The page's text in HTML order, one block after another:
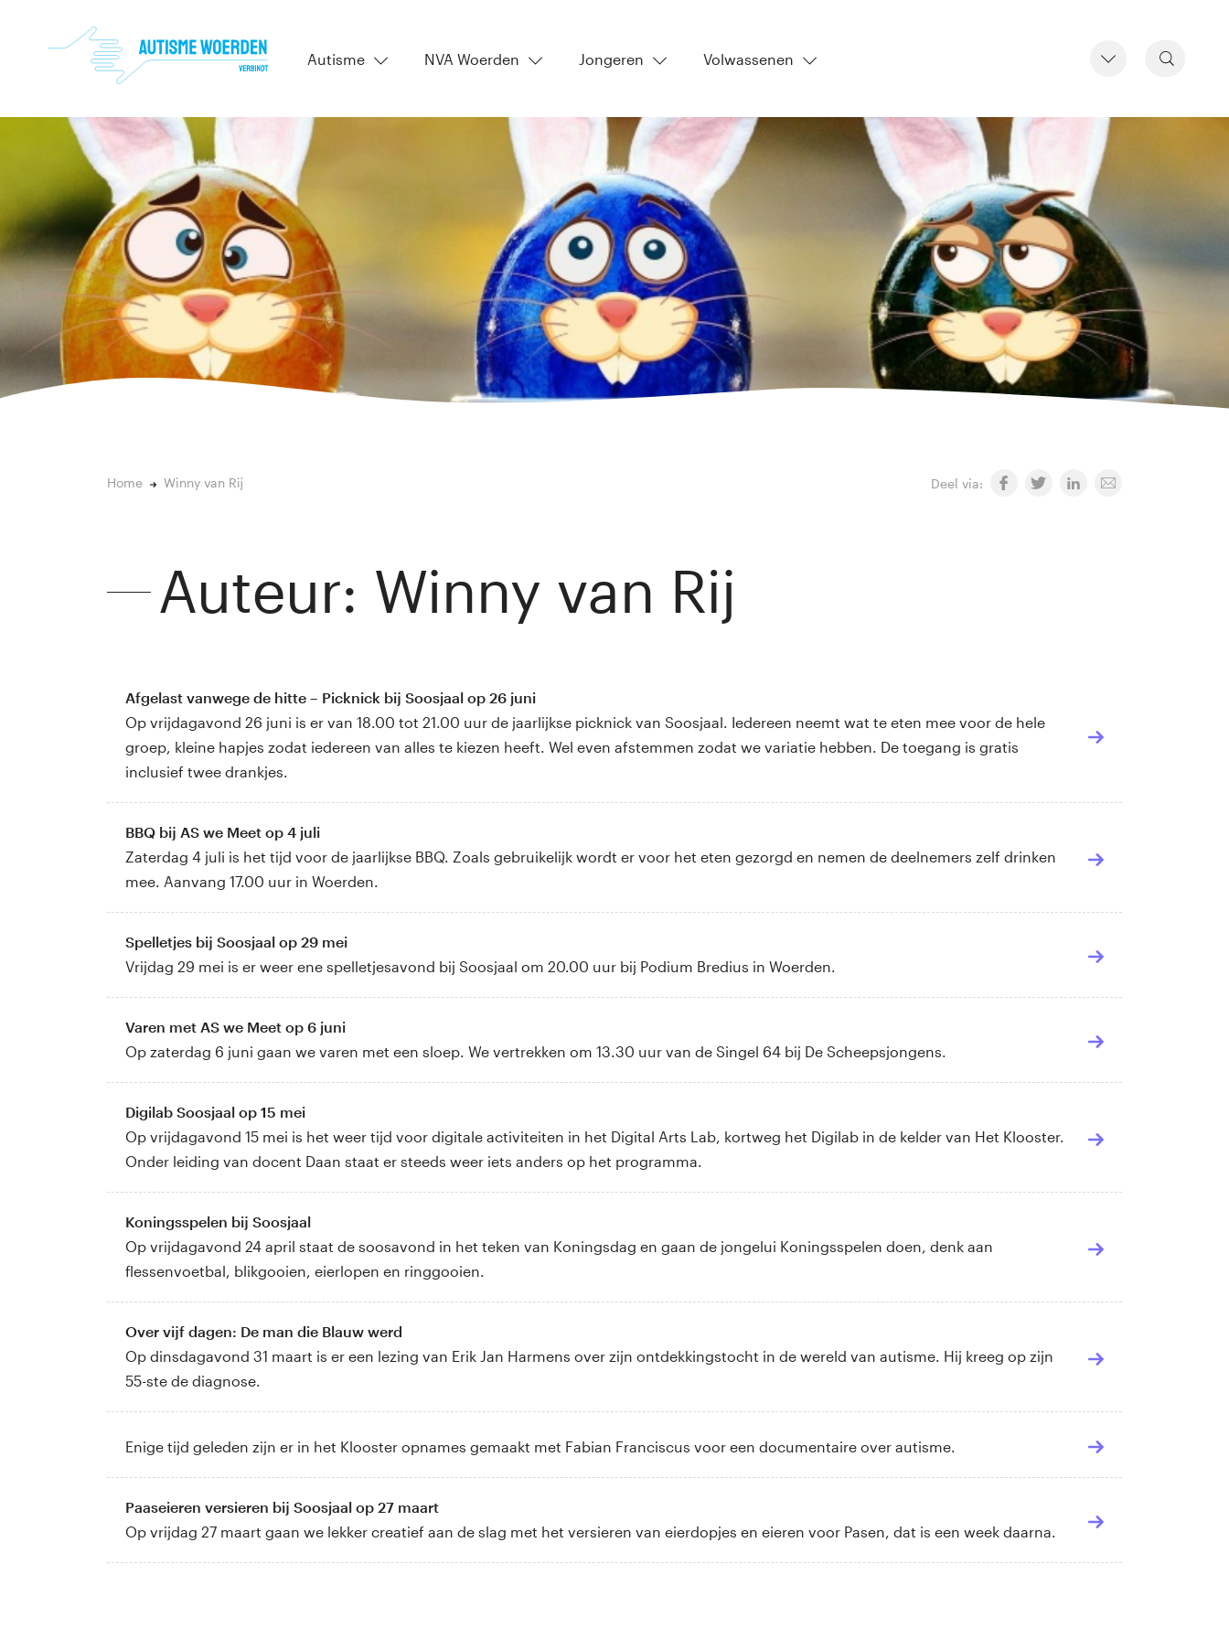
Autisme NVA Woerden Jongeren Volwassenen
Home Winny van Rij Deel via:
Auteur: Winny van Rij
Afgelast vanwege de hitte – Picknick bij Soosjaal op 26 juni
Op vrijdagavond 26 juni is er van 18.00 tot 21.00 uur de jaarlijkse picknick van Soosjaal. Iedereen neemt wat te eten mee voor de hele
groep, kleine hapjes zodat iedereen van alles te kiezen heeft. Wel even afstemmen zodat we variatie hebben. De toegang is gratis
inclusief twee drankjes.
BBQ bij AS we Meet op 4 juli
Zaterdag 4 juli is het tijd voor de jaarlijkse BBQ. Zoals gebruikelijk wordt er voor het eten gezorgd en nemen de deelnemers zelf drinken
mee. Aanvang 17.00 uur in Woerden.
Spelletjes bij Soosjaal op 29 mei
Vrijdag 29 mei is er weer ene spelletjesavond bij Soosjaal om 20.00 uur bij Podium Bredius in Woerden.
Varen met AS we Meet op 6 juni
Op zaterdag 6 juni gaan we varen met een sloep. We vertrekken om 13.30 uur van de Singel 64 bij De Scheepsjongens.
Digilab Soosjaal op 15 mei
Op vrijdagavond 15 mei is het weer tijd voor digitale activiteiten in het Digital Arts Lab, kortweg het Digilab in de kelder van Het Klooster.
Onder leiding van docent Daan staat er steeds weer iets anders op het programma.
Koningsspelen bij Soosjaal
Op vrijdagavond 24 april staat de soosavond in het teken van Koningsdag en gaan de jongelui Koningsspelen doen, denk aan
flessenvoetbal, blikgooien, eierlopen en ringgooien.
Over vijf dagen: De man die Blauw werd
Op dinsdagavond 31 maart is er een lezing van Erik Jan Harmens over zijn ontdekkingstocht in de wereld van autisme. Hij kreeg op zijn
55-ste de diagnose.
Enige tijd geleden zijn er in het Klooster opnames gemaakt met Fabian Franciscus voor een documentaire over autisme.
Paaseieren versieren bij Soosjaal op 27 maart
Op vrijdag 27 maart gaan we lekker creatief aan de slag met het versieren van eierdopjes en eieren voor Pasen, dat is een week daarna.